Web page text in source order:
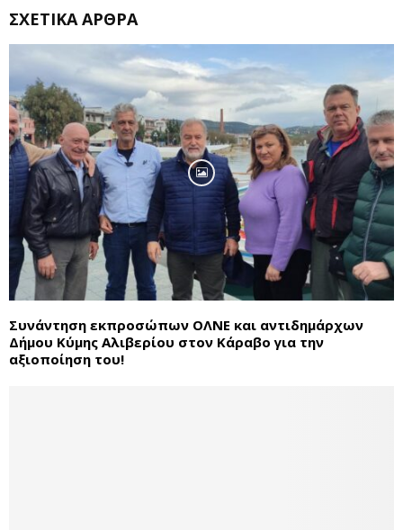
ΣΧΕΤΙΚΆ ΆΡΘΡΑ
Συνάντηση εκπροσώπων ΟΛΝΕ και αντιδημάρχων
Δήμου Κύμης Αλιβερίου στον Κάραβο για την
αξιοποίηση του!